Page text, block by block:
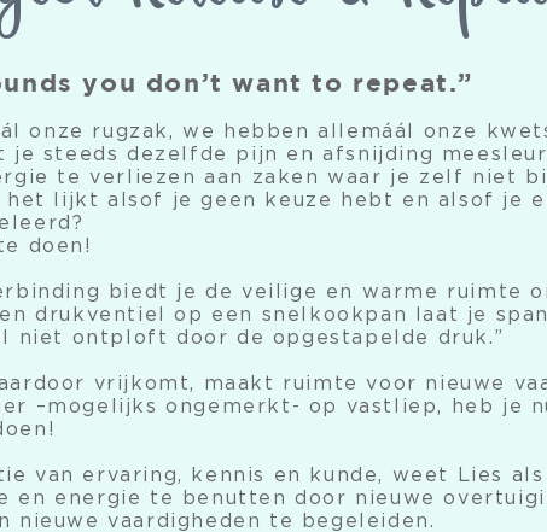
you don’t want to repeat.”
onze rugzak, we hebben allemáál onze
je steeds dezelfde pijn en afsnijding
te verliezen aan zaken waar je zelf niet
het lijkt alsof je geen keuze hebt en alsof je
doen!
biedt je de veilige en warme ruimte
drukventiel op een snelkookpan laat je
niet ontploft door de opgestapelde druk.”
vrijkomt, maakt ruimte voor nieuwe
–mogelijks ongemerkt- op vastliep, heb je
van ervaring, kennis en kunde, weet Lies
en energie te benutten door nieuwe
nieuwe vaardigheden te begeleiden.